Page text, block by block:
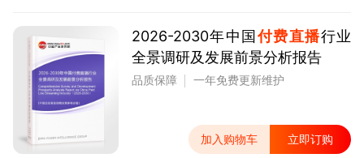
2026-2030年中国付费直播行业
全景调研及发展前景分析报告
品质保障 一年免费更新维护
加入购物车 立即订购